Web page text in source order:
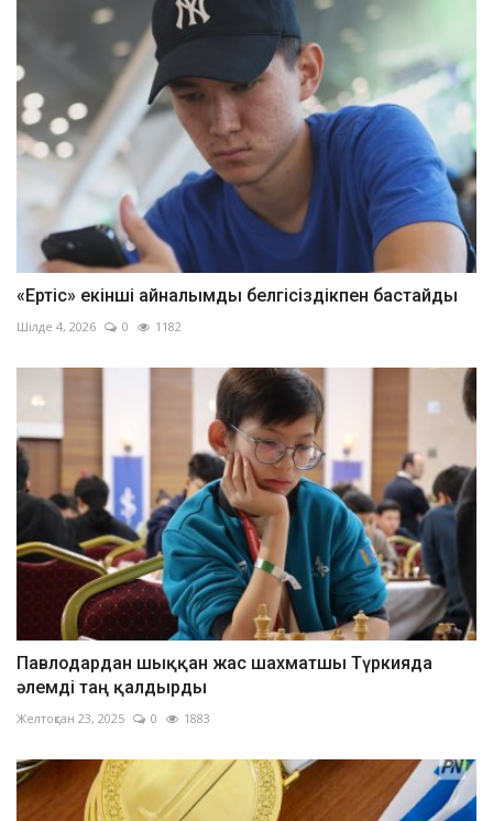
«Ертіс» екінші айналымды белгісіздікпен бастайды
Шілде 4, 2026 0 1182
Павлодардан шыққан жас шахматшы Түркияда
әлемді таң қалдырды
Желтоқсан 23, 2025 0 1883